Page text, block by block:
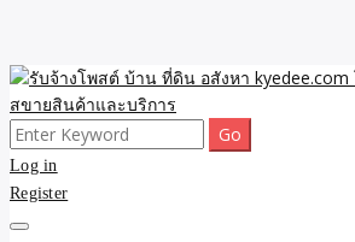
Skip
to
content
รับจ้างโพสต์ บ้าน
อสังหา
ขายดี โพสประกาศขายสินค้าฟรี บ้าน ที่ดิน อสัง
ของ รับรองผล ดีที่สุดถูกที่สุด ติดหน้าแรกกูเกืล
Search
for:
Log in
Register